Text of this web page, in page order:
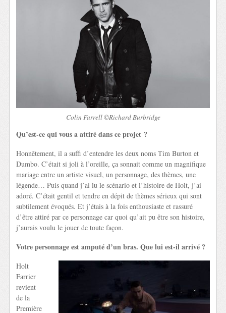
Colin Farrell ©Richard Burbridge
Qu’est-ce qui vous a attiré dans ce projet ?
Honnêtement, il a suffi d’entendre les deux noms Tim Burton et
Dumbo. C’était si joli à l’oreille, ça sonnait comme un magnifique
mariage entre un artiste visuel, un personnage, des thèmes, une
légende… Puis quand j’ai lu le scénario et l’histoire de Holt, j’ai
adoré. C’était gentil et tendre en dépit de thèmes sérieux qui sont
subtilement évoqués. Et j’étais à la fois enthousiaste et rassuré
d’être attiré par ce personnage car quoi qu’ait pu être son histoire,
j’aurais voulu le jouer de toute façon.
Votre personnage est amputé d’un bras. Que lui est-il arrivé ?
Holt
Farrier
revient
de la
Première